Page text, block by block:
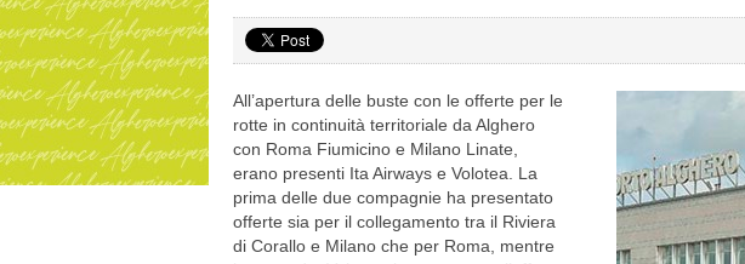
All’apertura delle buste con le offerte per le
rotte in continuità territoriale da Alghero
con Roma Fiumicino e Milano Linate,
erano presenti Ita Airways e Volotea. La
prima delle due compagnie ha presentato
offerte sia per il collegamento tra il Riviera
di Corallo e Milano che per Roma, mentre